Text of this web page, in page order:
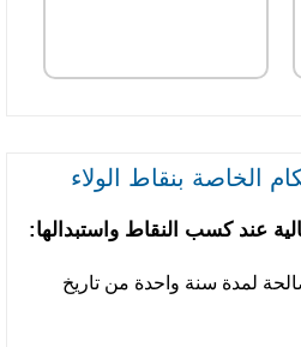
الخاصة بنقاط الولاء
عند كسب النقاط واستبدالها:
لمدة سنة واحدة من تاريخ